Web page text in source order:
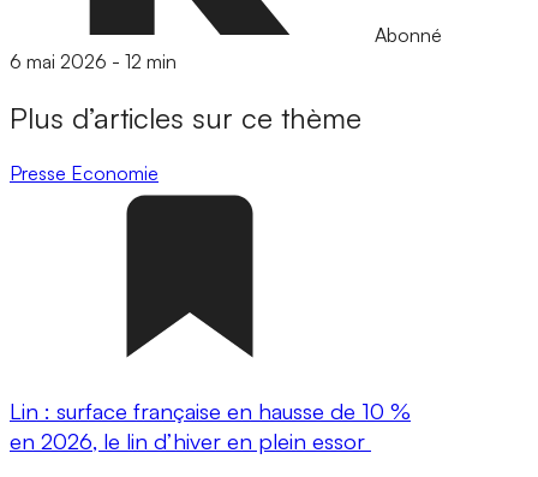
Abonné
6 mai 2026 - 12 min
Plus d’articles sur ce thème
Presse Economie
Lin : surface française en hausse de 10 %
en 2026, le lin d’hiver en plein essor